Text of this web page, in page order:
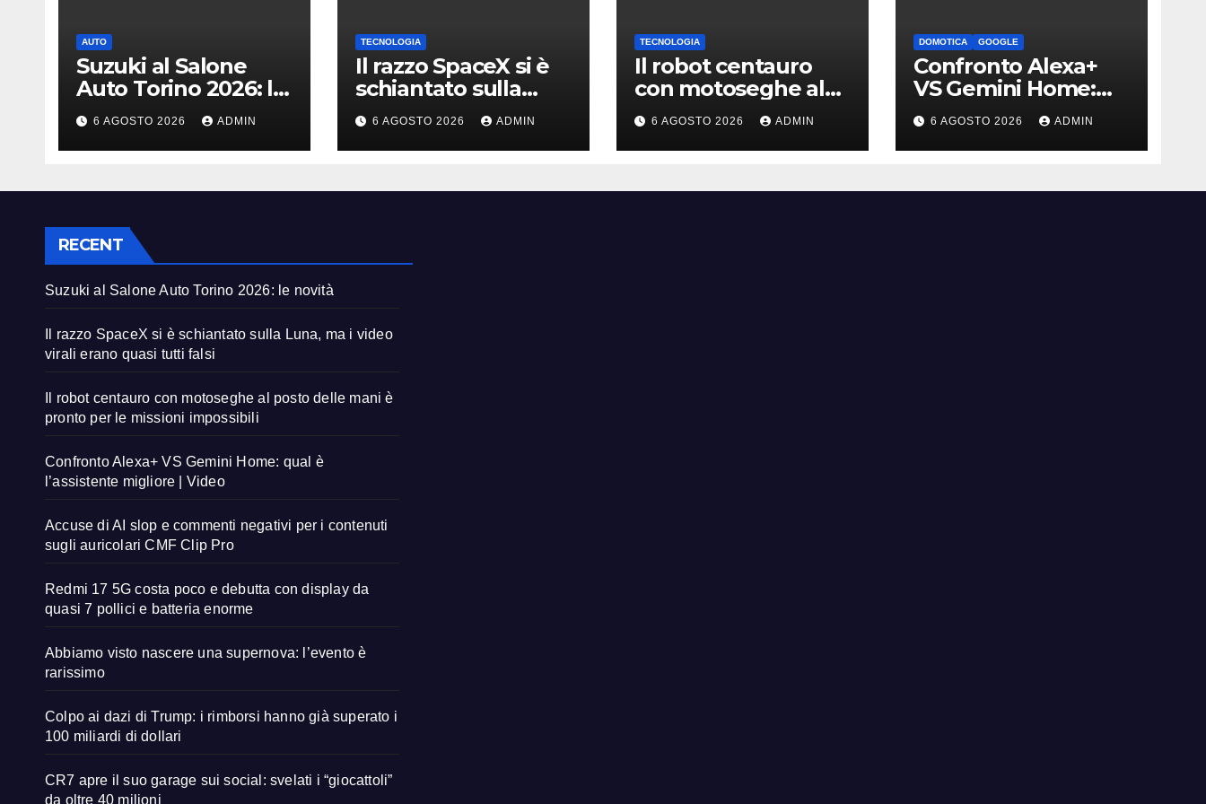
AUTO
Suzuki al Salone
Auto Torino 2026: le
novità
6 AGOSTO 2026 ADMIN
TECNOLOGIA
Il razzo SpaceX si è
schiantato sulla
Luna, ma i video
virali erano quasi
tutti falsi
6 AGOSTO 2026 ADMIN
TECNOLOGIA
Il robot centauro
con motoseghe al
posto delle mani è
pronto per le
missioni impossibili
6 AGOSTO 2026 ADMIN
DOMOTICA GOOGLE
Confronto Alexa+
VS Gemini Home:
qual è l’assistente
migliore | Video
6 AGOSTO 2026 ADMIN
RECENT
Suzuki al Salone Auto Torino 2026: le novità
Il razzo SpaceX si è schiantato sulla Luna, ma i video
virali erano quasi tutti falsi
Il robot centauro con motoseghe al posto delle mani è
pronto per le missioni impossibili
Confronto Alexa+ VS Gemini Home: qual è
l’assistente migliore | Video
Accuse di AI slop e commenti negativi per i contenuti
sugli auricolari CMF Clip Pro
Redmi 17 5G costa poco e debutta con display da
quasi 7 pollici e batteria enorme
Abbiamo visto nascere una supernova: l’evento è
rarissimo
Colpo ai dazi di Trump: i rimborsi hanno già superato i
100 miliardi di dollari
CR7 apre il suo garage sui social: svelati i “giocattoli”
da oltre 40 milioni